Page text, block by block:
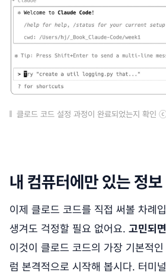
클로드 코드 설정 과정이 완료되었는지 확인
내 컴퓨터에만 있는 정보
이제 클로드 코드를 직접 써볼 차례
생겨도 걱정할 필요 없어요. 고민되
이것이 클로드 코드의 가장 기본적
럼 본격적으로 시작해 봅시다. 터미